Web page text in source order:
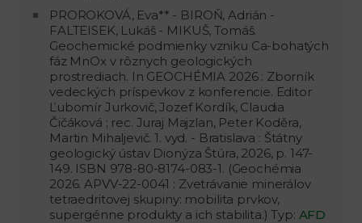
PROROKOVÁ, Eva** - BIROŇ, Adrián -
FALTEISEK, Lukáš - MIKUŠ, Tomáš.
Geochemické podmienky vzniku Ca-bohatých
fáz MnOx v rôznych geologických
prostrediach. In GEOCHÉMIA 2026 : Zborník
vedeckých príspevkov z konferencie. Editor
Ľubomír Jurkovič, Jozef Kordík, Claudia
Čičáková ; rec. Juraj Majzlan, Peter Koděra,
Martin Mihaljevič. 1. vyd. - Bratislava : Štátny
geologický ústav Dionýza Štúra, 2026, p. 147-
149. ISBN 978-80-8174-083-1. (Geochémia
2026. APVV-22-0041 : Zvetrávanie minerálov
tetraedritovej skupiny: mobilita prvkov,
supergénne produkty a ich stabilita.) Typ: AFD